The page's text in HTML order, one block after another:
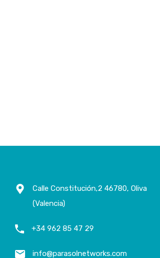
Calle Constitución,2 46780, Oliva
(Valencia)
+34 962 85 47 29
info@parasolnetworks.com